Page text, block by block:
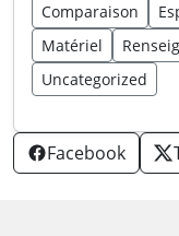
Comparaison
Matériel
Uncategorized
Facebook